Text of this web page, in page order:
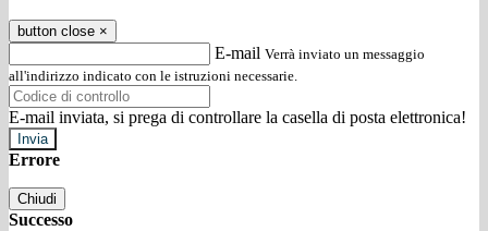
button close ×
E-mail Verrà inviato un messaggio
all'indirizzo indicato con le istruzioni necessarie.
E-mail inviata, si prega di controllare la casella di posta elettronica!
Errore
Chiudi
Successo